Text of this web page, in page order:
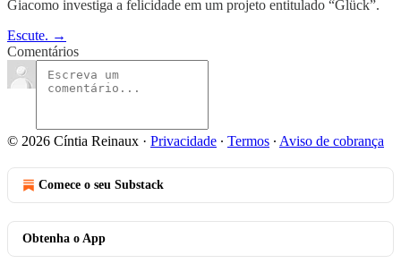
Giacomo investiga a felicidade em um projeto entitulado “Glück”.
Escute. →
Comentários
© 2026 Cíntia Reinaux · Privacidade ∙ Termos ∙ Aviso de cobrança
Comece o seu Substack
Obtenha o App